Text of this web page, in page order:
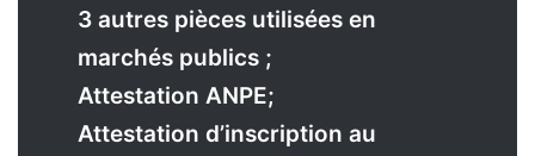
3 autres pièces utilisées en
marchés publics ;
Attestation ANPE;
Attestation d’inscription au